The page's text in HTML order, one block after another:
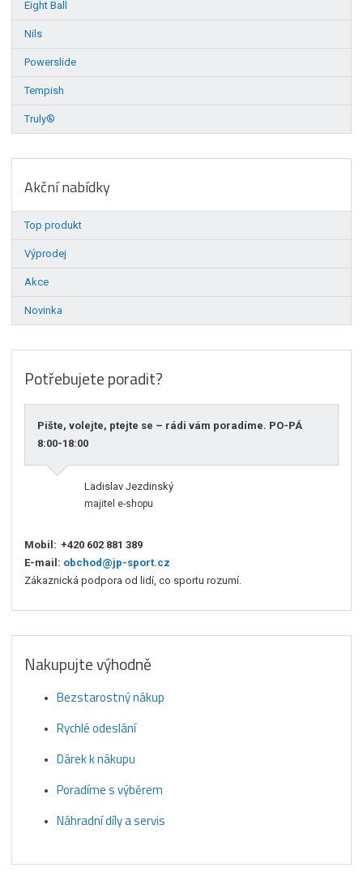
Eight Ball
Nils
Powerslide
Tempish
Truly®
Akční nabídky
Top produkt
Výprodej
Akce
Novinka
Potřebujete poradit?
Pište, volejte, ptejte se – rádi vám poradíme. PO-PÁ
8:00-18:00
Ladislav Jezdinský
majitel e-shopu
Mobil: +420 602 881 389
E-mail: obchod@jp-sport.cz
Zákaznická podpora od lidí, co sportu rozumí.
Nakupujte výhodně
Bezstarostný nákup
Rychlé odeslání
Dárek k nákupu
Poradíme s výběrem
Náhradní díly a servis